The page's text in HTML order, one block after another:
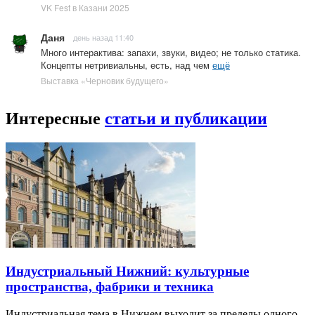
VK Fest в Казани 2025
Даня день назад 11:40
Много интерактива: запахи, звуки, видео; не только статика.
Концепты нетривиальны, есть, над чем ещё
Выставка «Черновик будущего»
Интересные статьи и публикации
Индустриальный Нижний: культурные
пространства, фабрики и техника